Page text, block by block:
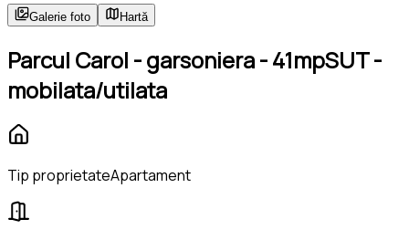
Galerie foto Hartă
Parcul Carol - garsoniera - 41mpSUT -
mobilata/utilata
Tip proprietateApartament